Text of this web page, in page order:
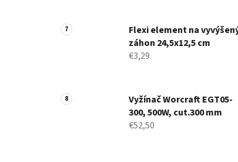
Flexi element na
záhon 24,5x12,5 cm
€3,29
Vyžínač Worcraft EGT05-
300, 500W, cut.300 mm
€52,50